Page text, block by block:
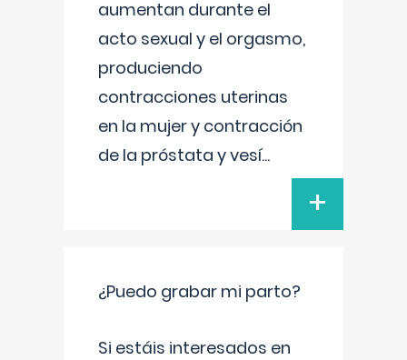
aumentan durante el
acto sexual y el orgasmo,
produciendo
contracciones uterinas
en la mujer y contracción
de la próstata y vesí...
+
¿Puedo grabar mi parto?
Si estáis interesados en